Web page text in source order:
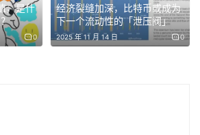
，买期货牌照和客户。Ripple
Road，买机构金融的分销渠道。
头开始亲自下场。Mastercard以18亿
接把加密能力买回家。后来者要追赶的
，是什
0
经济裂缝加深，比特币或成为
下一个流动性的「泄压阀」
2025 年 11 月 14 日 0